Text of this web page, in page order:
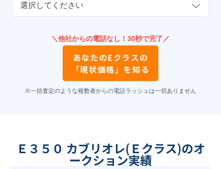
選択してください
＼他社からの電話なし！30秒で完了／
あなたのEクラスの
「現状価格」を知る
※一括査定のような複数者からの電話ラッシュは一切ありません
Ｅ３５０ カブリオレ(Ｅクラス)のオ
ークション実績